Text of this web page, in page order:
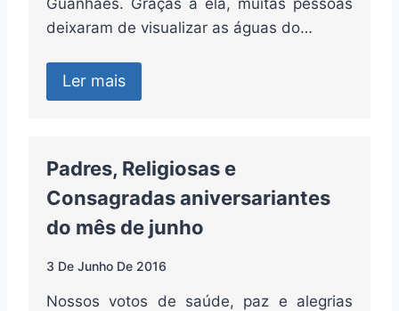
Guanhães. Graças a ela, muitas pessoas
deixaram de visualizar as águas do…
Ler mais
Padres, Religiosas e
Consagradas aniversariantes
do mês de junho
3 De Junho De 2016
Nossos votos de saúde, paz e alegrias